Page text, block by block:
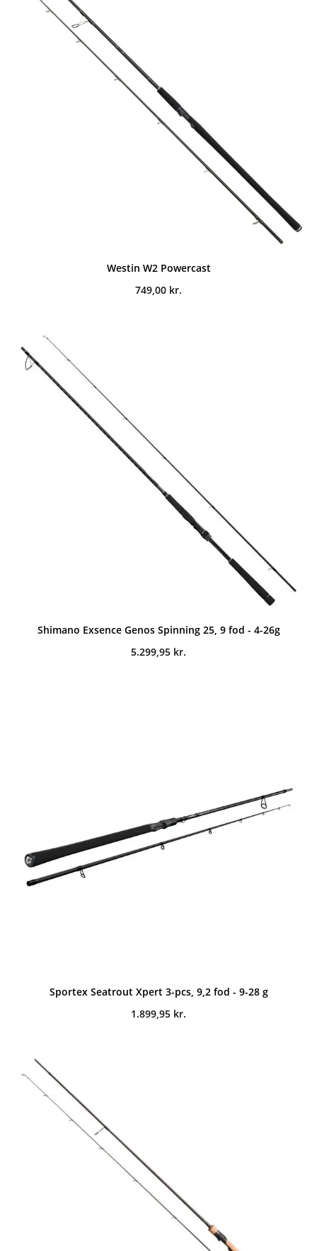
Westin W2 Powercast
749,00 kr.
Shimano Exsence Genos Spinning 25, 9 fod - 4-26g
5.299,95 kr.
Sportex Seatrout Xpert 3-pcs, 9,2 fod - 9-28 g
1.899,95 kr.